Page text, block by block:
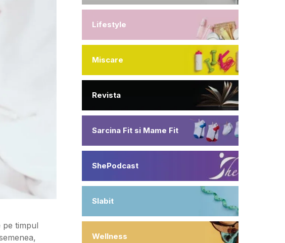
pe timpul
Lifestyle
Miscare
Revista
Sarcina Fit si Mame Fit
ShePodcast
Slabit
Wellness